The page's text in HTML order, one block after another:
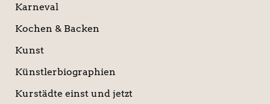
Karneval
Kochen & Backen
Kunst
Künstlerbiographien
Kurstädte einst und jetzt